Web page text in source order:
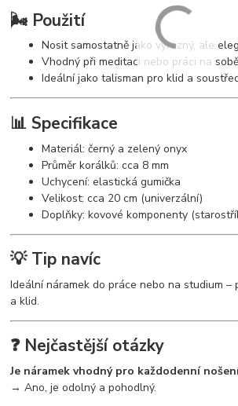
🌬️ Použití
Nosit samostatně jako výrazný, ale
Vhodný při meditaci nebo práci na sobě
Ideální jako talisman pro klid a
📊 Specifikace
Materiál: černý a zelený onyx
Průměr korálků: cca 8 mm
Uchycení: elastická gumička
Velikost: cca 20 cm (univerzální)
Doplňky: kovové komponenty
💡 Tip navíc
Ideální náramek do práce nebo na studium –
a klid.
❓ Nejčastější otázky
Je náramek vhodný pro každodenní
→ Ano, je odolný a pohodlný.